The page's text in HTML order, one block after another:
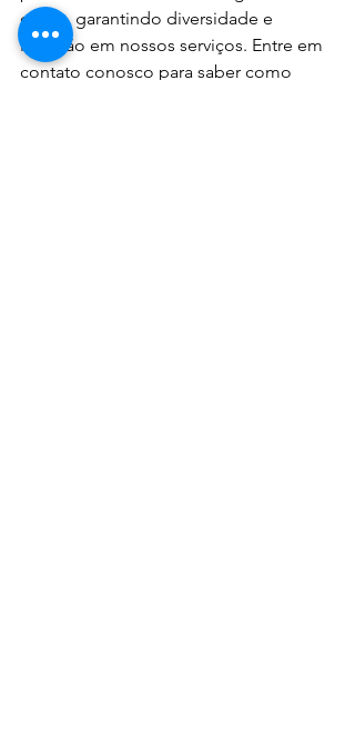
etnias, garantindo diversidade e
inclusão em nossos serviços. Entre em
contato conosco para saber como